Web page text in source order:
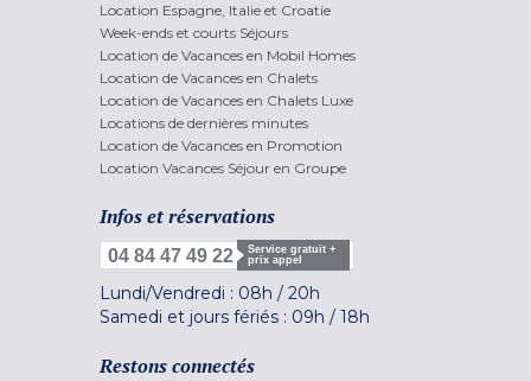
Location Espagne, Italie et Croatie
Week-ends et courts Séjours
Location de Vacances en Mobil Homes
Location de Vacances en Chalets
Location de Vacances en Chalets Luxe
Locations de dernières minutes
Location de Vacances en Promotion
Location Vacances Séjour en Groupe
Infos et réservations
04 84 47 49 22
Service gratuit +
prix appel
Lundi/Vendredi : 08h / 20h
Samedi et jours fériés : 09h / 18h
Restons connectés